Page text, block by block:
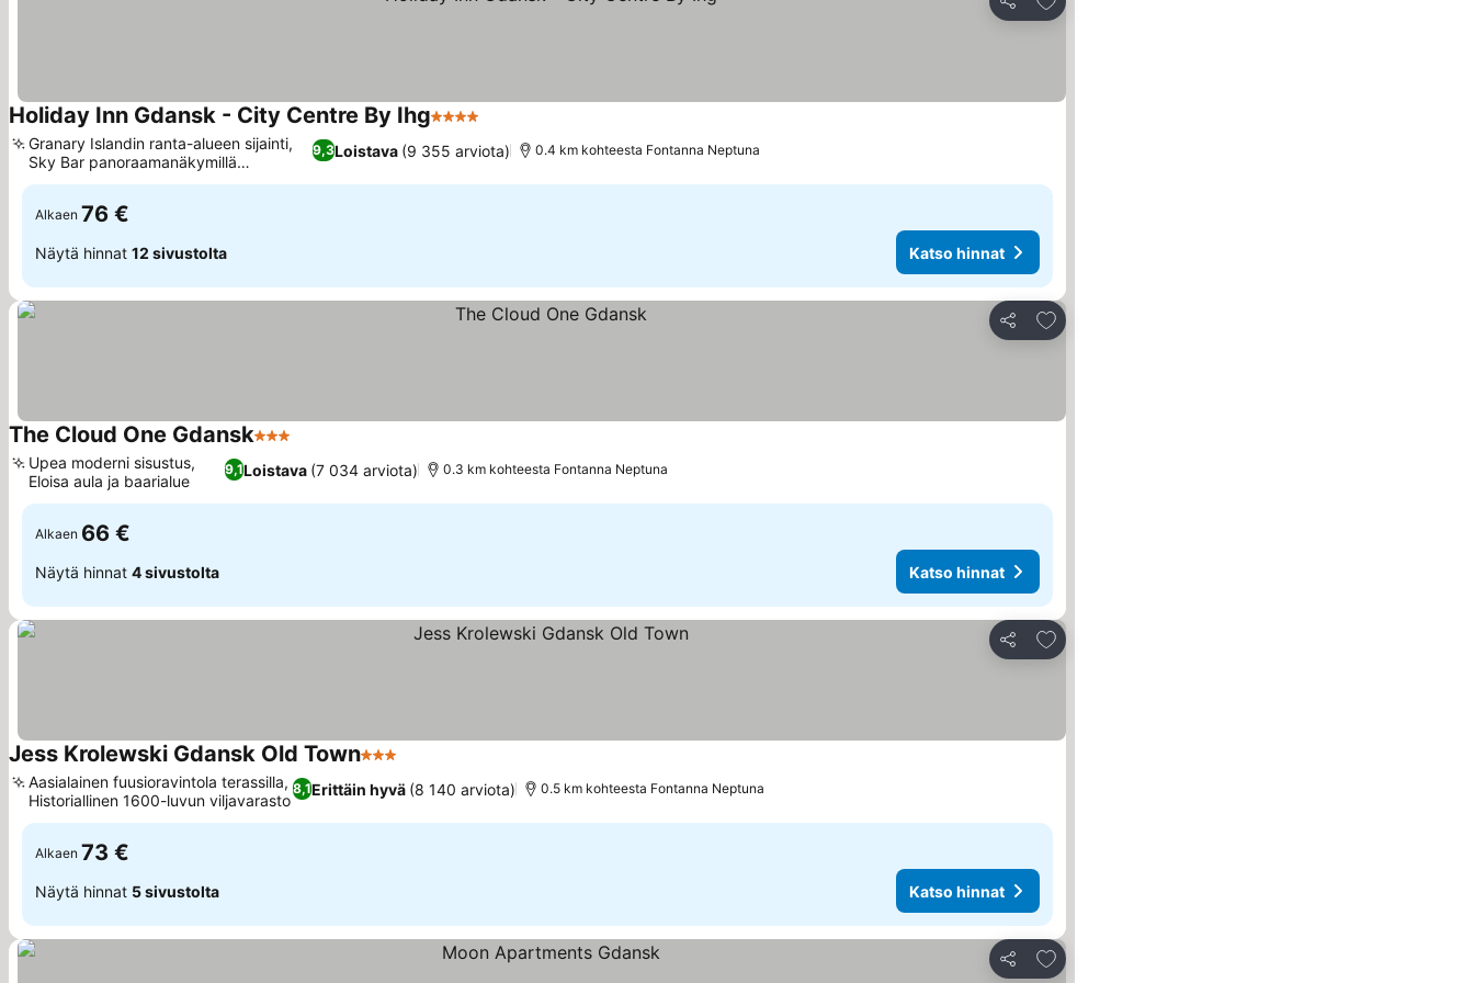
Jaa
Holiday Inn Gdansk - City Centre By Ihg4 Tähtiluokitus
9,3Loistava (9 355 arviota)
Granary Islandin ranta-alueen sijainti,
Sky Bar panoraamanäkymillä
kaupunkiin
0.4 km kohteesta Fontanna Neptuna
Alkaen 76 €
Näytä hinnat 12 sivustolta Katso hinnat
Jaa
Lisää suosikkeihin
The Cloud One Gdansk3 Tähtiluokitus
9,1Loistava (7 034 arviota)
Upea moderni sisustus,
Eloisa aula ja baarialue
0.3 km kohteesta Fontanna Neptuna
Alkaen 66 €
Näytä hinnat 4 sivustolta Katso hinnat
Jaa
Lisää suosikkeihin
Jess Krolewski Gdansk Old Town3 Tähtiluokitus
8,1Erittäin hyvä (8 140 arviota)
Aasialainen fuusioravintola terassilla,
Historiallinen 1600-luvun viljavarasto
0.5 km kohteesta Fontanna Neptuna
Alkaen 73 €
Näytä hinnat 5 sivustolta Katso hinnat
Jaa
Lisää suosikkeihin